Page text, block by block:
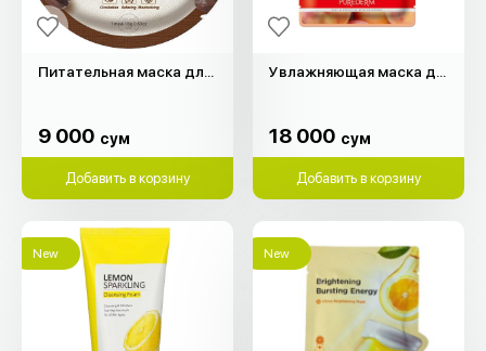
9 000 сум
Добавить в корзину
18 000 сум
Добавить в корзину
New New